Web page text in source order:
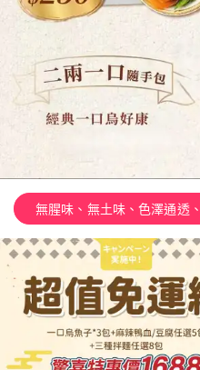
無腥味、無土味、色澤通透